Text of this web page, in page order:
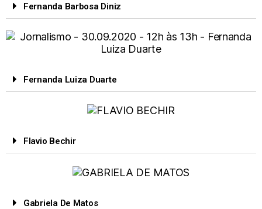
Fernanda Barbosa Diniz
Fernanda Luiza Duarte
Flavio Bechir
Gabriela De Matos